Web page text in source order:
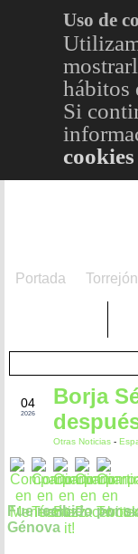
Uso de
hábitos
Si
cookies
Portada Torrejón
04
2026
Borja
Otras Noticias -
Fue recibido por
Génova